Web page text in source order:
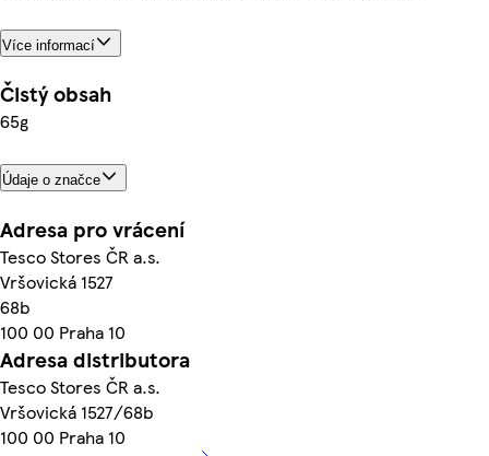
Více informací
Čistý obsah
65g
Údaje o značce
Adresa pro vrácení
Tesco Stores ČR a.s.
Vršovická 1527
68b
100 00 Praha 10
Adresa distributora
Tesco Stores ČR a.s.
Vršovická 1527/68b
100 00 Praha 10